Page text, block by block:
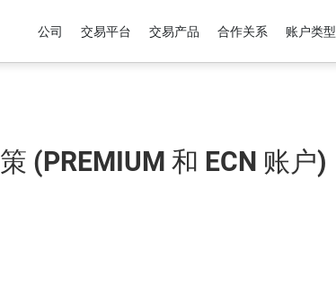
公司 交易平台 交易产品 合作关系 账户类型
(PREMIUM 和 ECN 账户)